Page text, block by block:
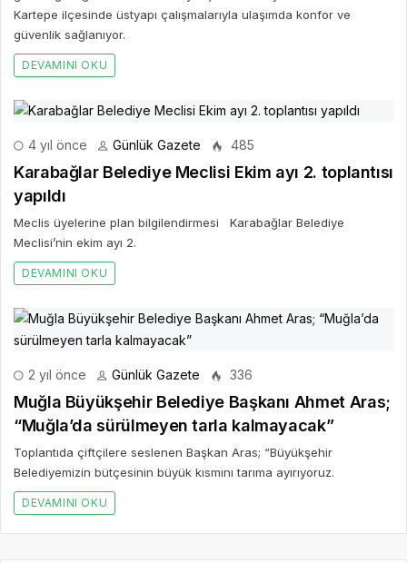
Kartepe ilçesinde üstyapı çalışmalarıyla ulaşımda konfor ve
güvenlik sağlanıyor.
DEVAMINI OKU
4 yıl önce Günlük Gazete 485
Karabağlar Belediye Meclisi Ekim ayı 2. toplantısı
yapıldı
Meclis üyelerine plan bilgilendirmesi Karabağlar Belediye
Meclisi’nin ekim ayı 2.
DEVAMINI OKU
2 yıl önce Günlük Gazete 336
Muğla Büyükşehir Belediye Başkanı Ahmet Aras;
“Muğla’da sürülmeyen tarla kalmayacak”
Toplantıda çiftçilere seslenen Başkan Aras; “Büyükşehir
Belediyemizin bütçesinin büyük kısmını tarıma ayırıyoruz.
DEVAMINI OKU